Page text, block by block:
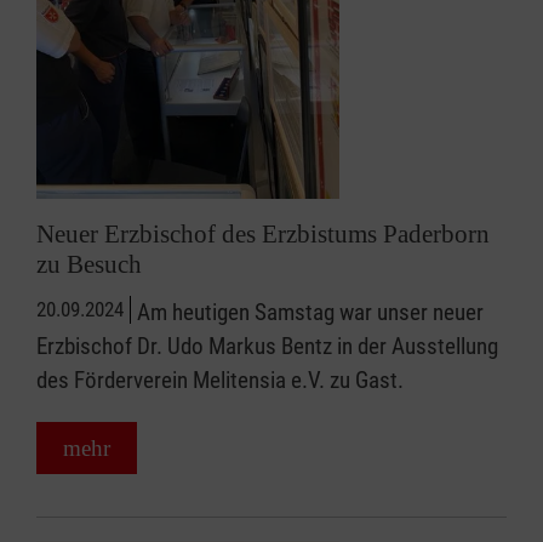
Neuer Erzbischof des Erzbistums Paderborn
zu Besuch
20.09.2024 Am heutigen Samstag war unser neuer
Erzbischof Dr. Udo Markus Bentz in der Ausstellung
des Förderverein Melitensia e.V. zu Gast.
mehr